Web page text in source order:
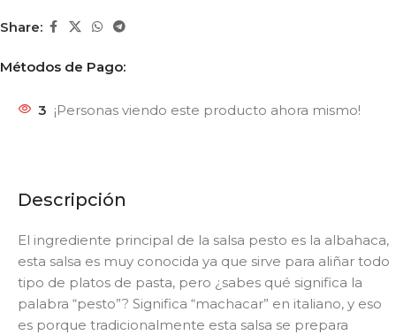
Share:
Métodos de Pago:
3 ¡Personas viendo este producto ahora mismo!
Descripción
El ingrediente principal de la salsa pesto es la albahaca,
esta salsa es muy conocida ya que sirve para aliñar todo
tipo de platos de pasta, pero ¿sabes qué significa la
palabra “pesto”? Significa “machacar” en italiano, y eso
es porque tradicionalmente esta salsa se prepara